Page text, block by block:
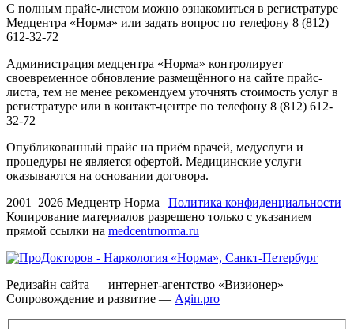
С полным прайс-листом можно ознакомиться в регистратуре
Медцентра «Норма» или задать вопрос по телефону 8 (812)
612-32-72
Администрация медцентра «Норма» контролирует
своевременное обновление размещённого на сайте прайс-
листа, тем не менее рекомендуем уточнять стоимость услуг в
регистратуре или в контакт-центре по телефону 8 (812) 612-
32-72
Опубликованный прайс на приём врачей, медуслуги и
процедуры не является офертой. Медицинские услуги
оказываются на основании договора.
2001–2026 Медцентр Норма | Политика конфиденциальности
Копирование материалов разрешено только с указанием
прямой ссылки на medcentrnorma.ru
Редизайн сайта — интернет-агентство «Визионер»
Сопровождение и развитие — Agin.pro